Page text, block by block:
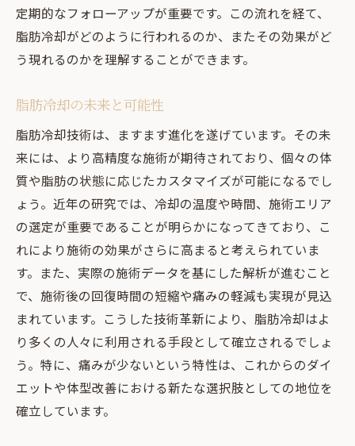
定期的なフォローアップが重要です。この流れを経て、
脂肪冷却がどのように行われるのか、またその効果がど
う現れるのかを理解することができます。
脂肪冷却の未来と可能性
脂肪冷却技術は、ますます進化を遂げています。その未
来には、より高精度な施術が期待されており、個々の体
質や脂肪の状態に応じたカスタマイズが可能になるでし
ょう。近年の研究では、冷却の温度や時間、施術エリア
の選定が重要であることが明らかになってきており、こ
れにより施術の効果がさらに高まると考えられていま
す。また、実際の施術データを基にした解析が進むこと
で、施術後の回復時間の短縮や痛みの軽減も実現が見込
まれています。こうした技術革新により、脂肪冷却はよ
り多くの人々に利用される手段として確立されるでしょ
う。特に、痛みが少ないという特性は、これからのダイ
エットや体型改善における新たな選択肢としての地位を
確立しています。